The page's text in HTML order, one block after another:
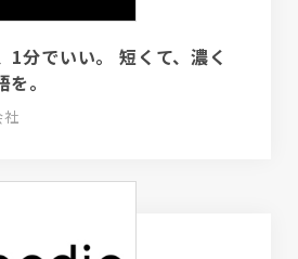
1分でいい。 短くて、濃く
。